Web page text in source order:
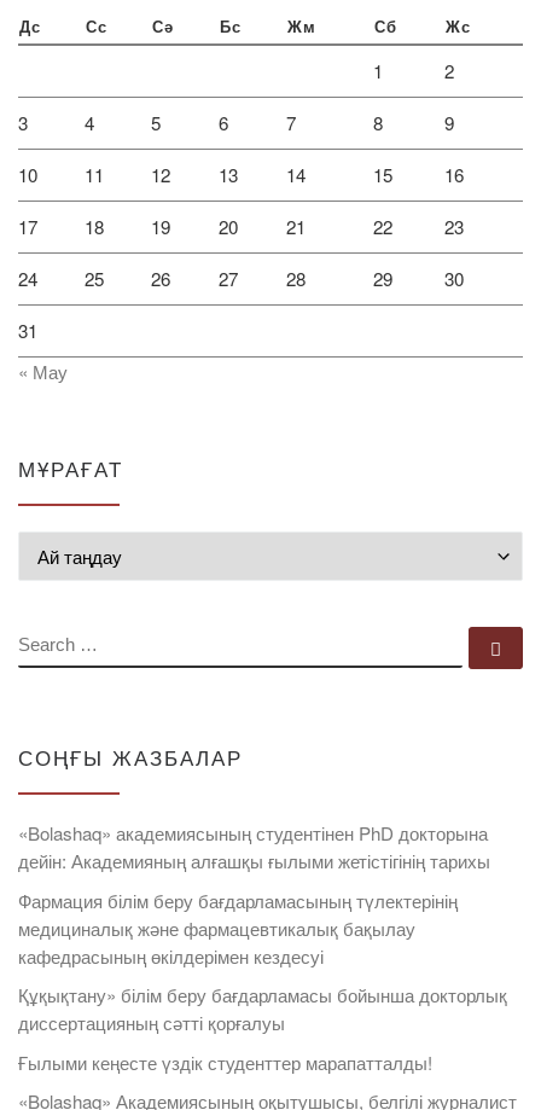
Дс Сс Сә Бс Жм Сб Жс
1 2
3 4 5 6 7 8 9
10 11 12 13 14 15 16
17 18 19 20 21 22 23
24 25 26 27 28 29 30
31
« Мау
МҰРАҒАТ
SEARCH
СОҢҒЫ ЖАЗБАЛАР
«Bolashaq» академиясының студентінен PhD докторына
дейін: Академияның алғашқы ғылыми жетістігінің тарихы
Фармация білім беру бағдарламасының түлектерінің
медициналық және фармацевтикалық бақылау
кафедрасының өкілдерімен кездесуі
Құқықтану» білім беру бағдарламасы бойынша докторлық
диссертацияның сәтті қорғалуы
Ғылыми кеңесте үздік студенттер марапатталды!
«Bolashaq» Академиясының оқытушысы, белгілі журналист